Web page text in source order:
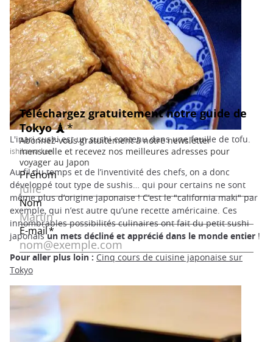
L'inari sushi est un sushi contenu dans une feuille de tofu.
ishikawa ken
Au fil du temps et de l’inventivité des chefs, on a donc
développé tout type de sushis… qui pour certains ne sont
même plus d’origine japonaise ! C’est le "california maki" par
exemple, qui n’est autre qu’une recette américaine. Ces
innombrables possibilités culinaires ont fait du petit sushi
japonaisun mets décliné et apprécié dans le monde entier !
Pour aller plus loin : Cinq cours de cuisine japonaise sur
Tokyo